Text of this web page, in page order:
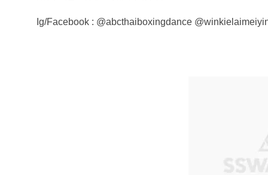
Ig/Facebook : @abcthaiboxingdance